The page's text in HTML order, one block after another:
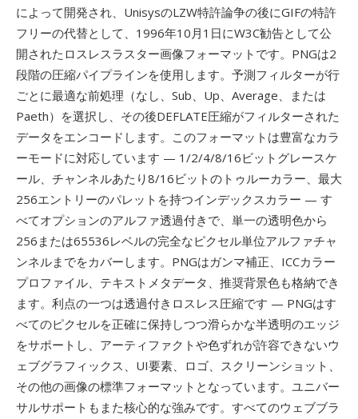
によって開発され、UnisysのLZW特許論争の後にGIFの特許
フリーの代替として、1996年10月1日にW3C勧告として公
開されたロスレスラスター画像フォーマットです。PNGは2
段階の圧縮パイプラインを使用します。予測フィルターが行
ごとに最適な前処理（なし、Sub、Up、Average、または
Paeth）を選択し、その後DEFLATE圧縮がフィルターされた
データをエンコードします。このフォーマットは豊富なカラ
ーモードに対応しています — 1/2/4/8/16ビットグレースケ
ール、チャンネルあたり8/16ビットのトゥルーカラー、最大
256エントリーのパレットを持つインデックスカラー — す
べてオプションのアルファ透過付きで、単一の透明色から
256または65536レベルの完全なピクセル単位アルファチャ
ンネルまでをカバーします。PNGはガンマ補正、ICCカラー
プロファイル、テキストメタデータ、推奨背景色も格納でき
ます。利点の一つは透過付きロスレス圧縮です — PNGはす
べてのピクセルを正確に保持しつつ滑らかな半透明のエッジ
をサポートし、アーティファクトや色ずれが許容できないウ
ェブグラフィックス、UI要素、ロゴ、スクリーンショット、
その他の画像の標準フォーマットとなっています。ユニバー
サルサポートもまた核心的な強みです。すべてのウェブブラ